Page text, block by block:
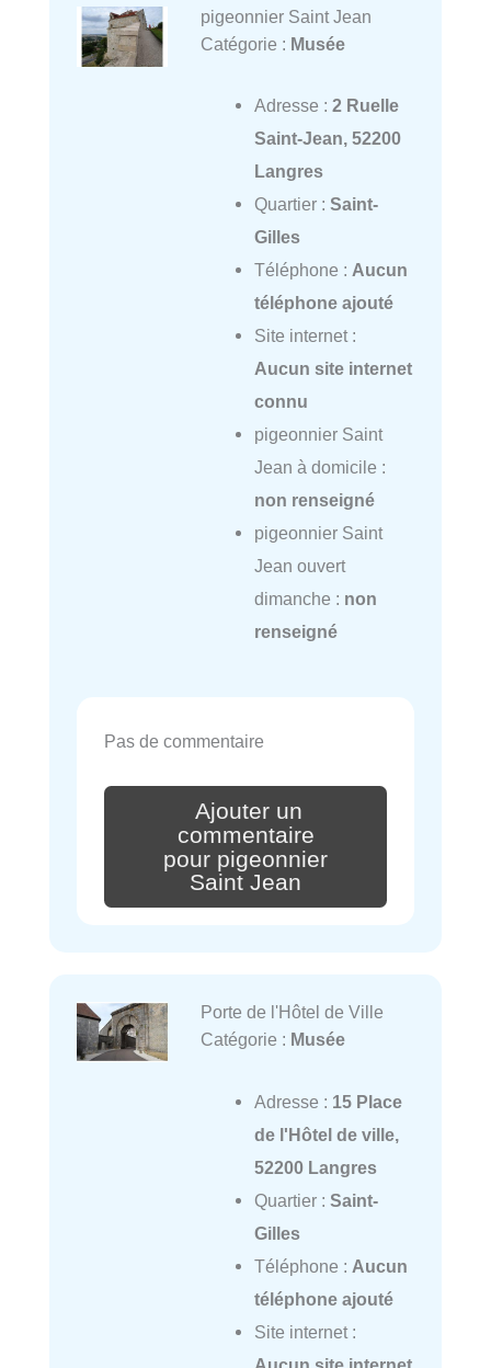
pigeonnier Saint Jean
Catégorie : Musée
Adresse : 2 Ruelle
Saint-Jean, 52200
Langres
Quartier : Saint-
Gilles
Téléphone : Aucun
téléphone ajouté
Site internet :
Aucun site internet
connu
pigeonnier Saint
Jean à domicile :
non renseigné
pigeonnier Saint
Jean ouvert
dimanche : non
renseigné
Pas de commentaire
Ajouter un
commentaire
pour pigeonnier
Saint Jean
Porte de l'Hôtel de Ville
Catégorie : Musée
Adresse : 15 Place
de l'Hôtel de ville,
52200 Langres
Quartier : Saint-
Gilles
Téléphone : Aucun
téléphone ajouté
Site internet :